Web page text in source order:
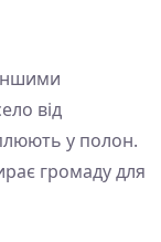
від
у полон.
громаду для